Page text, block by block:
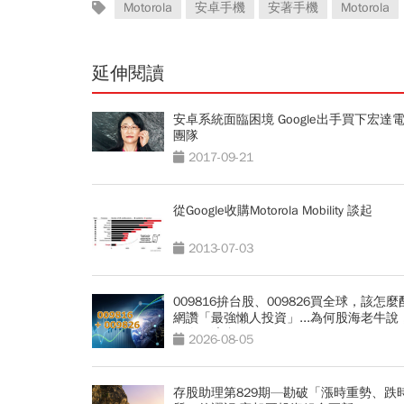
Motorola 安卓手機 安著手機 Motorola
延伸閱讀
安卓系統面臨困境 Google出手買下宏達
團隊
2017-09-21
從Google收購Motorola Mobility 談起
2013-07-03
009816拚台股、009826買全球，該怎麼
網讚「最強懶人投資」...為何股海老牛說
種人不適合買？
2026-08-05
存股助理第829期—勘破「漲時重勢、跌